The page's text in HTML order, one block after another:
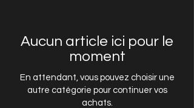
Aucun article ici pour le
moment
En attendant, vous pouvez choisir une
autre catégorie pour continuer vos
achats.